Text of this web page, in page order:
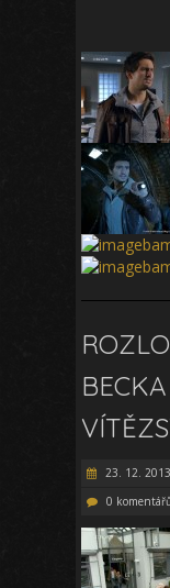
23. 12. 2013
0